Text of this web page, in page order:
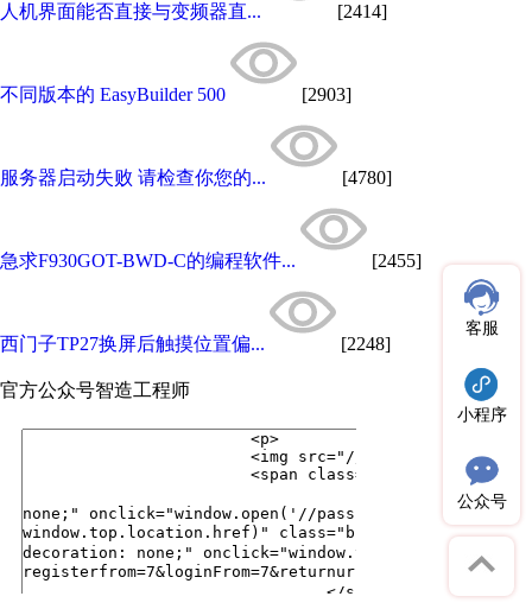
人机界面能否直接与变频器直... [2414]
不同版本的 EasyBuilder 500 [2903]
服务器启动失败 请检查你您的... [4780]
急求F930GOT-BWD-C的编程软件... [2455]
西门子TP27换屏后触摸位置偏... [2248]
官方公众号智造工程师
客服
小程序
公众号